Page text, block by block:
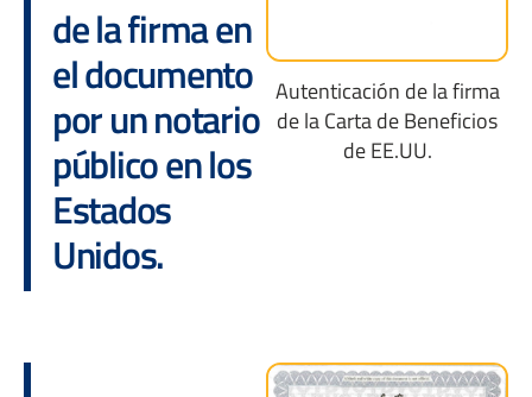
de la firma en
el documento
por un notario
público en los
Estados
Unidos.
Autenticación de la firma
de la Carta de Beneficios
de EE.UU.